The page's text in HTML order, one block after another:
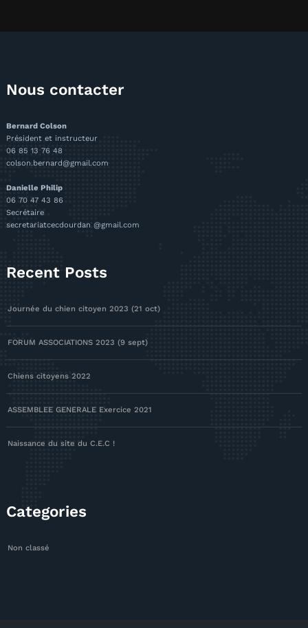
Nous contacter
Bernard Colson
Président et instructeur
06 85 13 76 48
colson.bernard@gmail.com
Danielle Philip
06 70 47 43 86
Secrétaire
secretariatcecdourdan @gmail.com
Recent Posts
Journée du chien citoyen 2023 (21 oct)
FORUM ASSOCIATIONS 2023 (9 sept)
Chiens citoyens 2022
ASSEMBLEE GENERALE Exercice 2021
Naissance du site du C.E.C !
Categories
Non classé